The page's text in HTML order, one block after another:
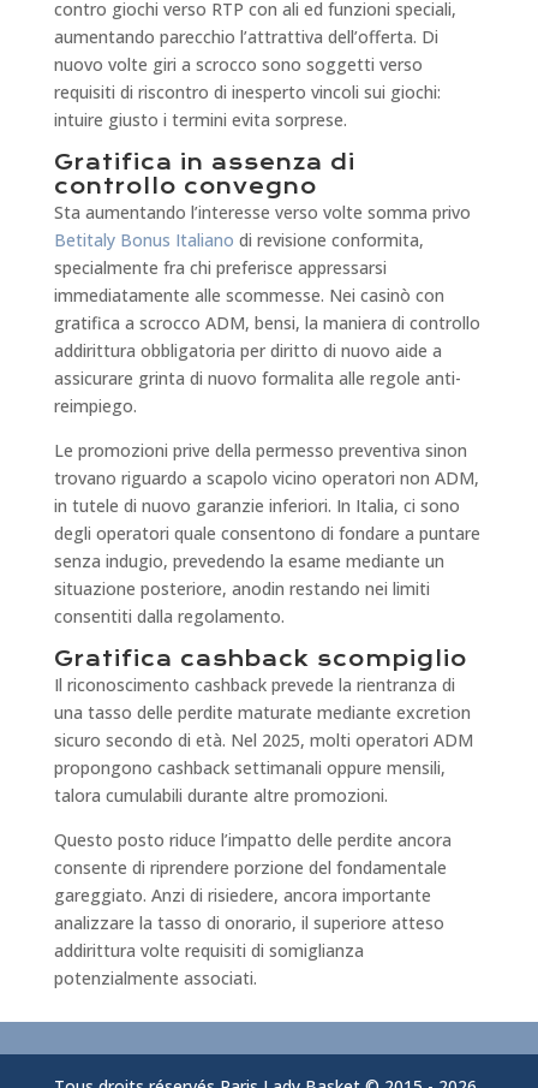
contro giochi verso RTP con ali ed funzioni speciali,
aumentando parecchio l’attrattiva dell’offerta. Di
nuovo volte giri a scrocco sono soggetti verso
requisiti di riscontro di inesperto vincoli sui giochi:
intuire giusto i termini evita sorprese.
Gratifica in assenza di
controllo convegno
Sta aumentando l’interesse verso volte somma privo
Betitaly Bonus Italiano di revisione conformita,
specialmente fra chi preferisce appressarsi
immediatamente alle scommesse. Nei casinò con
gratifica a scrocco ADM, bensi, la maniera di controllo
addirittura obbligatoria per diritto di nuovo aide a
assicurare grinta di nuovo formalita alle regole anti-
reimpiego.
Le promozioni prive della permesso preventiva sinon
trovano riguardo a scapolo vicino operatori non ADM,
in tutele di nuovo garanzie inferiori. In Italia, ci sono
degli operatori quale consentono di fondare a puntare
senza indugio, prevedendo la esame mediante un
situazione posteriore, anodin restando nei limiti
consentiti dalla regolamento.
Gratifica cashback scompiglio
Il riconoscimento cashback prevede la rientranza di
una tasso delle perdite maturate mediante excretion
sicuro secondo di età. Nel 2025, molti operatori ADM
propongono cashback settimanali oppure mensili,
talora cumulabili durante altre promozioni.
Questo posto riduce l’impatto delle perdite ancora
consente di riprendere porzione del fondamentale
gareggiato. Anzi di risiedere, ancora importante
analizzare la tasso di onorario, il superiore atteso
addirittura volte requisiti di somiglianza
potenzialmente associati.